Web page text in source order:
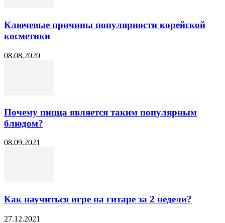
Ключевые причины популярности корейской
косметики
08.08.2020
Почему пицца является таким популярным
блюдом?
08.09.2021
Как научиться игре на гитаре за 2 недели?
27.12.2021